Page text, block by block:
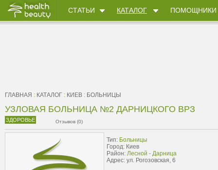
СТАТЬИ КАТАЛОГ ПОМОЩНИКИ
ГЛАВНАЯ : КАТАЛОГ : КИЕВ : БОЛЬНИЦЫ
УЗЛОВАЯ БОЛЬНИЦА №2 ДАРНИЦКОГО ВРЗ
ЗДОРОВЬЕ Отзывов (0)
Тип: Больницы
Город: Киев
Район: Лесной - Дарница
Адрес: ул. Рогозовская, 6